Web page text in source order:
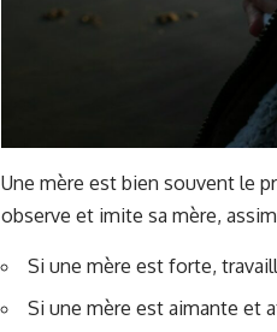
Une mère est bien souvent le
observe et imite sa mère,
Si une mère est forte,
Si une mère est aimante et